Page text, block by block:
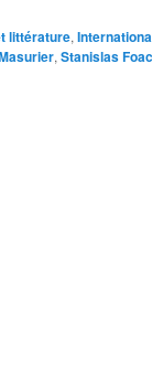
littérature,
, Stanislas